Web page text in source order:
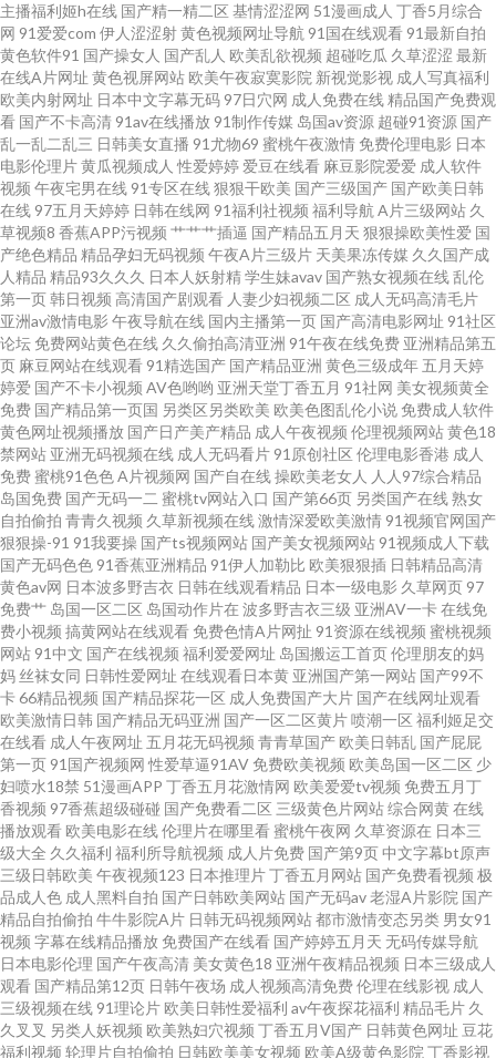
夜视频 日韩精品大片 51视屏 超碰在线播放91 久久五月大香蕉 日韩无人区电
影 91永久在线免费 福利社瑟瑟 老熟女国产 涩涩色导航 91超碰导航中字 草草
影院三区四区 黄色网入口站 日韩岛国无码 51欧美色图 豆花影视无码黄色 欧
美日韩黑料 亚洲影院麻豆 超碰97www 日韩男女 97免费在线视频 海角乱轮 欧
美性爱com 午夜在线电影 A片网纸 久草国产在线 三级片网av 91黄色电影院
丁香AV在线 另类激情网站 日韩戍人一级 91叉叉 超碰日韩人妻在线 九九性视
频 微拍福利哇咔呀 国产精品9 日本不卡A片 亚洲资源社区 欧美女生穴 91免费
观看视频 精品视频网站 亚洲成人漫画网址 丝袜颜射AV网 91视频色色 久久先
锋资源 亚洲社区电影 草逼网123 精品伊人久久伊人 日韩欧美色图 2026超碰
成人午夜蜜桃 另类啪啪 无码破解版 91小视频性生活 韩国操逼网 日韩欧美国
产综合 97操碰在线视频 熟女诱惑影院 白丝美女爆乳视频 玖玖伊热 婷婷自拍
网 97超碰人人操射 国产在线xx 神马午夜福利影院 91在线图片视频 国产区熟
女 青春草社区 亚洲欧洲av 不卡海角91 九一豆花网站 日日干精品免费 91舔丝
足 韩国射无码 日韩国产传媒 91视频合集 黑料老司机精品 日本激情自拍 91传
媒视频Tv 成人午夜性爱 狼友A片网站 五月丁香婷婷超碰 白丝91网站 另类成
人专区 五月花麻豆传媒 AV导航网址 狠狠干狠狠艹狠狠 人人操人人爽爽 中文
字幕禁忌乱偷 大香蕉久草 日韩美淫色 99超碰在线99 超碰在线免费人人 午夜
影院欧美 超碰在线日2 欧美日韩123区 综合色色 国产成人免费专区 欧洲高清
va 最新无毒AV网 久久av影院 午夜剧院 成人精品AV 男人色网 亚洲影院午夜影
主播福利姬h在线 国产精一精二区 基情涩涩网 51漫画成人 丁香5月综合
网 91爱爱com 伊人涩涩射黄色视频网址导航 91国在线观看 91最新自拍
黄色软件91 国产操女人 国产乱人 欧美乱欲视频 超碰吃瓜 久草涩涩 最新
在线A片网址 黄色视屏网站 欧美午夜寂寞影院 新视觉影视 成人写真福利
欧美内射网址 日本中文字幕无码 97日穴网 成人免费在线 精品国产免费观
看 国产不卡高清 91av在线播放 91制作传媒 岛国av资源 超碰91资源 国产
乱一乱二乱三 日韩美女直播 91尤物69 蜜桃午夜激情 免费伦理电影 日本
电影伦理片黄瓜视频成人 性爱婷婷 爱豆在线看 麻豆影院爱爱 成人软件
视频 午夜宅男在线 91专区在线狠狠干欧美 国产三级国产 国产欧美日韩
在线 97五月天婷婷 日韩在线网 91福利社视频 福利导航 A片三级网站 久
草视频8 香蕉APP污视频 艹艹艹插逼 国产精品五月天 狠狠操欧美性爱 国
产绝色精品 精品孕妇无码视频 午夜A片三级片 天美果冻传媒 久久国产成
人精品 精品93久久久 日本人妖射精学生妹avav 国产熟女视频在线乱伦
第一页韩日视频 高清国产剧观看 人妻少妇视频二区 成人无码高清毛片
亚洲av激情电影 午夜导航在线 国内主播第一页 国产高清电影网址 91社区
论坛 免费网站黄色在线 久久偷拍高清亚洲 91午夜在线免费 亚洲精品第五
页 麻豆网站在线观看 91精选国产 国产精品亚洲 黄色三级成年 五月天婷
婷爱 国产不卡小视频 AV色哟哟 亚洲天堂丁香五月 91社网 美女视频黄全
免费 国产精品第一页国 另类区另类欧美 欧美色图乱伦小说 免费成人软件
黄色网址视频播放 国产日产美产精品 成人午夜视频 伦理视频网站黄色18
禁网站 亚洲无码视频在线 成人无码看片 91原创社区 伦理电影香港 成人
免费蜜桃91色色A片视频网 国产自在线操欧美老女人 人人97综合精品
岛国免费 国产无码一二 蜜桃tv网站入口 国产第66页 另类国产在线熟女
自拍偷拍 青青久视频 久草新视频在线激情深爱欧美激情 91视频官网国产
狠狠操-91 91我要操 国产ts视频网站 国产美女视频网站 91视频成人下载
国产无码色色 91香蕉亚洲精品 91伊人加勒比 欧美狠狠插 日韩精品高清
黄色av网 日本波多野吉衣 日韩在线观看精品 日本一级电影 久草网页 97
免费艹 岛国一区二区 岛国动作片在 波多野吉衣三级 亚洲AV一卡在线免
费小视频 搞黄网站在线观看 免费色情A片网扯 91资源在线视频 蜜桃视频
网站 91中文 国产在线视频 福利爱爱网址 岛国搬运工首页伦理朋友的妈
妈 丝袜女同 日韩性爱网址 在线观看日本黄 亚洲国产第一网站 国产99不
卡66精品视频 国产精品探花一区 成人免费国产大片 国产在线网址观看
欧美激情日韩 国产精品无码亚洲 国产一区二区黄片喷潮一区 福利姬足交
在线看 成人午夜网址 五月花无码视频 青青草国产 欧美日韩乱 国产屁屁
第一页 91国产视频网 性爱草逼91AV 免费欧美视频 欧美岛国一区二区 少
妇喷水18禁 51漫画APP 丁香五月花激情网 欧美爱爱tv视频 免费五月丁
香视频 97香蕉超级碰碰 国产免费看二区 三级黄色片网站综合网黄在线
播放观看 欧美电影在线伦理片在哪里看蜜桃午夜网 久草资源在 日本三
级大全 久久福利 福利所导航视频 成人片免费 国产第9页中文字幕bt原声
三级日韩欧美 午夜视频123 日本推理片丁香五月网站 国产免费看视频 极
品成人色 成人黑料自拍 国产日韩欧美网站 国产无码av老湿A片影院 国产
精品自拍偷拍 牛牛影院A片 日韩无码视频网站都市激情变态另类 男女91
视频 字幕在线精品播放 免费国产在线看 国产婷婷五月天 无码传媒导航
日本电影伦理 国产午夜高清 美女黄色18 亚洲午夜精品视频 日本三级成人
观看 国产精品第12页 日韩午夜场 成人视频高清免费伦理在线影视 成人
三级视频在线 91理论片 欧美日韩性爱福利 av午夜探花福利 精品毛片 久
久叉叉 另类人妖视频 欧美熟妇穴视频 丁香五月V国产 日韩黄色网址 豆花
福利视频 轮理片自拍偷拍 日韩欧美美女视频 欧美A级黄色影院 丁香影视